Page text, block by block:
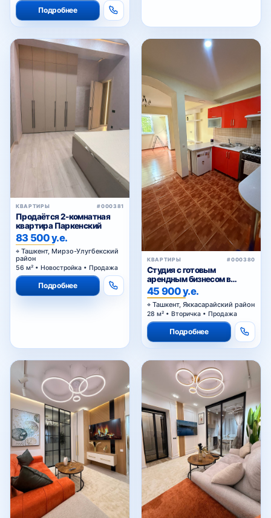
Подробнее
#000381
Продаётся 2-комнатная
квартира Паркенский
83 500 у.е.
Ташкент, Мирзо-Улугбекский
район
56 м² • Новостройка • Продажа
Подробнее
Студия с готовым
арендным бизнесом в
Яккасарайском районе
Ташкента
45 900 у.е.
Ташкент, Яккасарайский район
28 м² • Вторичка • Продажа
Подробнее